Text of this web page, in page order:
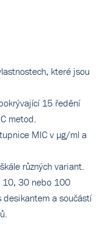
které jsou
15 ředění
metod.
MIC v µg/ml a
různých variant.
10, 30 nebo 100
desikantem a součástí